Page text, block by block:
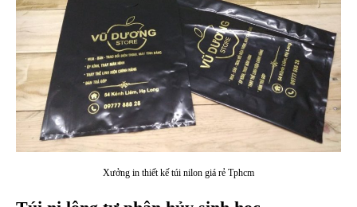
Xưởng in thiết kế túi nilon giá rẻ Tphcm